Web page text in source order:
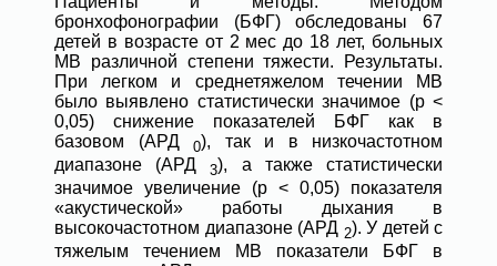
бронхофонографии (БФГ) обследованы 67
детей в возрасте от 2 мес до 18 лет, больных
МВ различной степени тяжести. Результаты.
При легком и среднетяжелом течении МВ
было выявлено статистически значимое (p <
0,05) снижение показателей БФГ как в
базовом (АРД 0), так и в низкочастотном
диапазоне (АРД3), а также статистически
значимое увеличение (p < 0,05) показателя
«акустической» работы дыхания в
высокочастотном диапазоне (АРД 2). У детей с
тяжелым течением МВ показатели БФГ в